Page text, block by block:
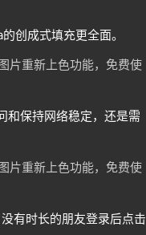
创成式填充更全面。
和保持网络稳定，还是需
有时长的朋友登录后点击